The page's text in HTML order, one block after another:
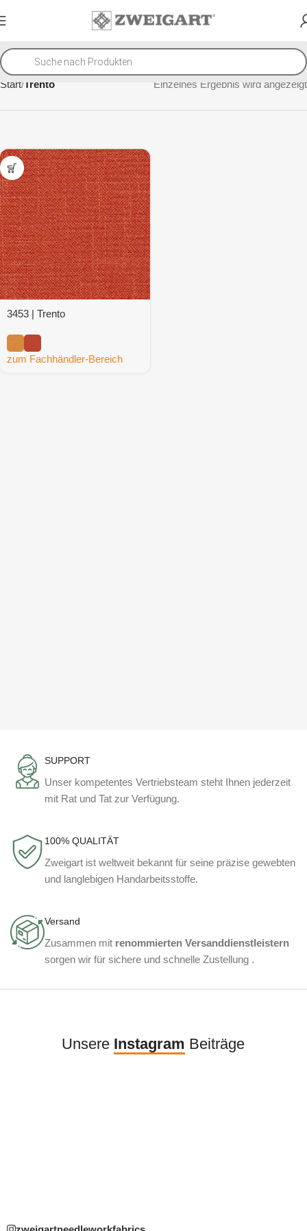
Start Trento Einzelnes Ergebnis wird angezeigt
3453 | Trento
zum Fachhändler-Bereich
SUPPORT
Unser kompetentes Vertriebsteam steht Ihnen jederzeit
mit Rat und Tat zur Verfügung.
100% QUALITÄT
Zweigart ist weltweit bekannt für seine präzise gewebten
und langlebigen Handarbeitsstoffe.
Versand
Zusammen mit renommierten Versanddienstleistern
sorgen wir für sichere und schnelle Zustellung .
Unsere Instagram Beiträge